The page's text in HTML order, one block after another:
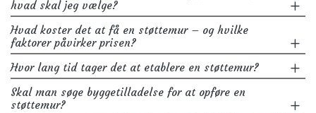
hvad skal jeg vælge?
Hvad koster det at få en støttemur – og hvilke
faktorer påvirker prisen?
Hvor lang tid tager det at etablere en støttemur?
Skal man søge byggetilladelse for at opføre en
støttemur?